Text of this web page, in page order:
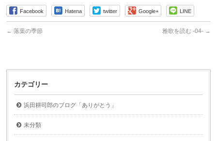
ヤ
ー
Facebook Hatena twitter Google+ LINE
← 落葉の季節 雅歌を読む -04- →
カテゴリー
浜田耕司郎のブログ「ありがとう」
未分類